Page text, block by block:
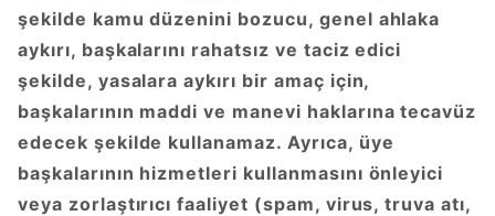
şekilde kamu düzenini bozucu, genel ahlaka
aykırı, başkalarını rahatsız ve taciz edici
şekilde, yasalara aykırı bir amaç için,
başkalarının maddi ve manevi haklarına tecavüz
edecek şekilde kullanamaz. Ayrıca, üye
başkalarının hizmetleri kullanmasını önleyici
veya zorlaştırıcı faaliyet (spam, virus, truva atı,